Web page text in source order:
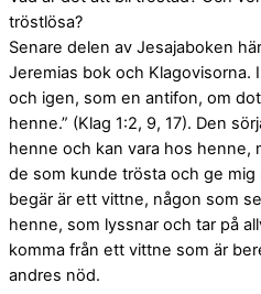
tröstlösa?
Senare delen av Jesajaboken
Jeremias bok och Klagovisorna.
och igen, som en antifon, om
henne.” (Klag 1:2, 9, 17). Den
henne och kan vara hos henne,
de som kunde trösta och ge mig
begär är ett vittne, någon som
henne, som lyssnar och tar på
komma från ett vittne som är
andres nöd.